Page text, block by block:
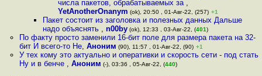
числа пакетов, обрабатываемых за ,
YetAnotherOnanym (ok), 20:50 , 01-Авг-22, (257) +1
Пакет состоит из заголовка и полезных данных Дальше
надо объяснять , n00by(ok), 12:33 , 03-Авг-22, (401)
По факту просто заменили 16-бит поле для размера пакета на 32-
бит И всего-то Не, Аноним (90), 11:57 , 01-Авг-22, (90) +1
У тех кому это актуально и оперативки и скорость сети - под стать
Ну и в бенче , Аноним (-), 03:36 , 05-Авг-22, (440)